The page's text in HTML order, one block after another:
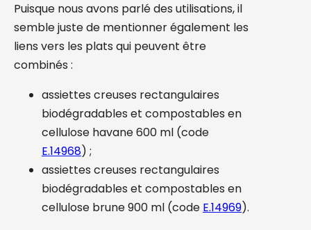
Puisque nous avons parlé des utilisations, il
semble juste de mentionner également les
liens vers les plats qui peuvent être
combinés :
assiettes creuses rectangulaires
biodégradables et compostables en
cellulose havane 600 ml (code
E.14968) ;
assiettes creuses rectangulaires
biodégradables et compostables en
cellulose brune 900 ml (code E.14969).